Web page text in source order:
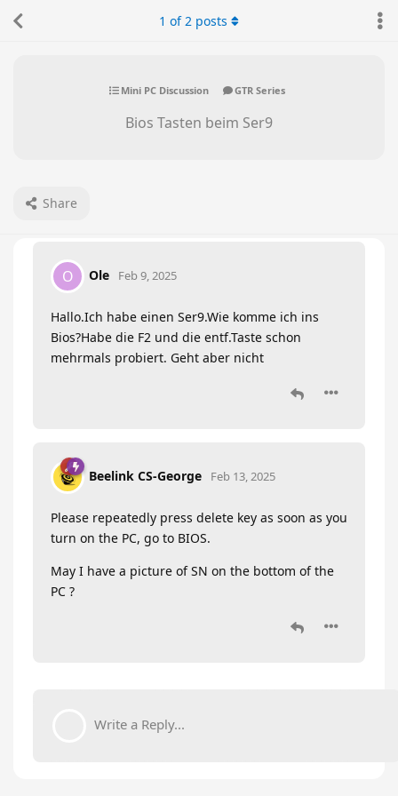
Mini PC Discussion GTR Series
Bios Tasten beim Ser9
Share
1 of2 posts
O Ole Feb 9, 2025
Hallo.Ich habe einen Ser9.Wie komme ich ins
Bios?Habe die F2 und die entf.Taste schon
mehrmals probiert. Geht aber nicht
Beelink CS-George Feb 13, 2025
Please repeatedly press delete key as soon as you
turn on the PC, go to BIOS.
May I have a picture of SN on the bottom of the
PC ?
Write a Reply...